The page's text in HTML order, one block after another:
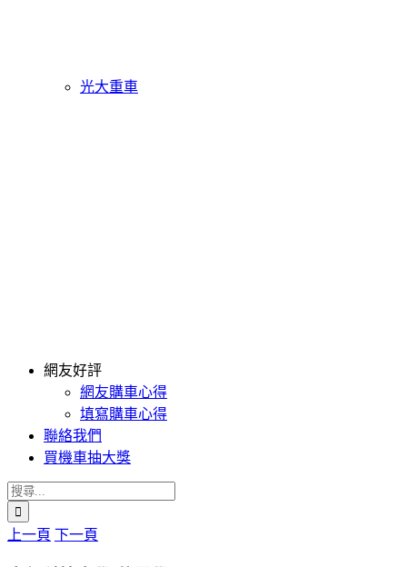
光大重車
網友好評
網友購車心得
填寫購車心得
聯絡我們
買機車抽大獎
搜
索
結
上一頁 下一頁